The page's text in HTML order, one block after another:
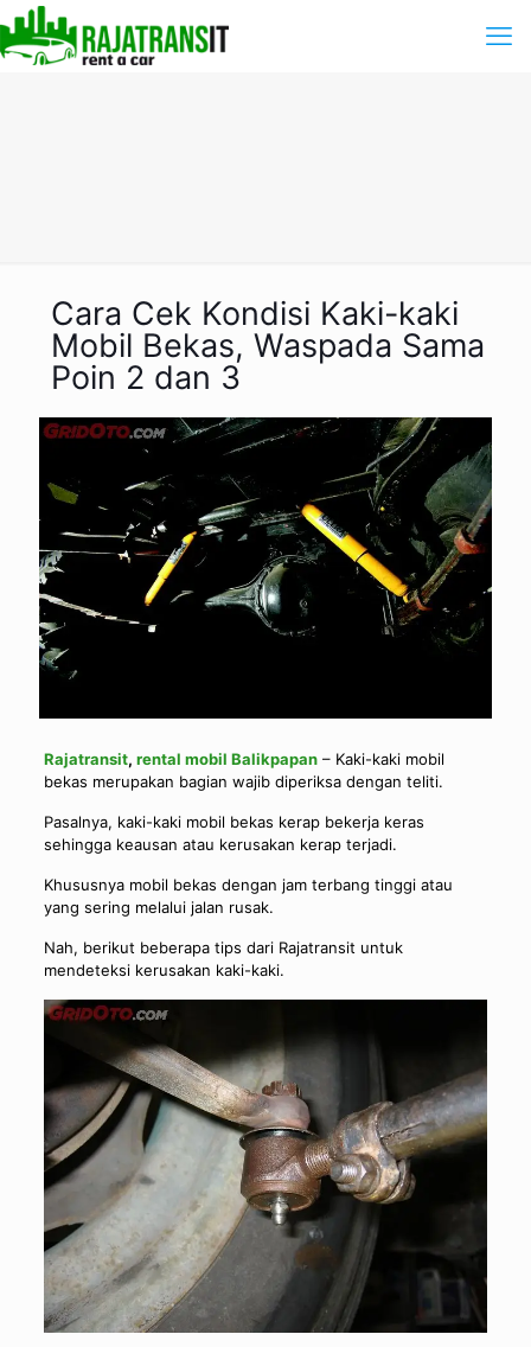
Cara Cek Kondisi Kaki-kaki
Mobil Bekas, Waspada Sama
Poin 2 dan 3
Rajatransit, rental mobil Balikpapan– Kaki-kaki mobil
bekas merupakan bagian wajib diperiksa dengan teliti.
Pasalnya, kaki-kaki mobil bekas kerap bekerja keras
sehingga keausan atau kerusakan kerap terjadi.
Khususnya mobil bekas dengan jam terbang tinggi atau
yang sering melalui jalan rusak.
Nah, berikut beberapa tips dari Rajatransit untuk
mendeteksi kerusakan kaki-kaki.